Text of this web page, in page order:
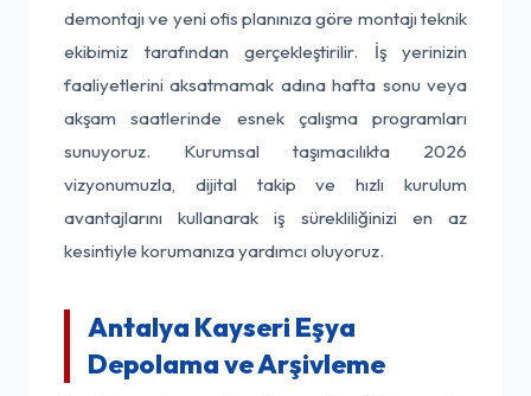
demontajı ve yeni ofis planınıza göre montajı teknik
ekibimiz tarafından gerçekleştirilir. İş yerinizin
faaliyetlerini aksatmamak adına hafta sonu veya
akşam saatlerinde esnek çalışma programları
sunuyoruz. Kurumsal taşımacılıkta 2026
vizyonumuzla, dijital takip ve hızlı kurulum
avantajlarını kullanarak iş sürekliliğinizi en az
kesintiyle korumanıza yardımcı oluyoruz.
Antalya Kayseri Eşya
Depolama ve Arşivleme